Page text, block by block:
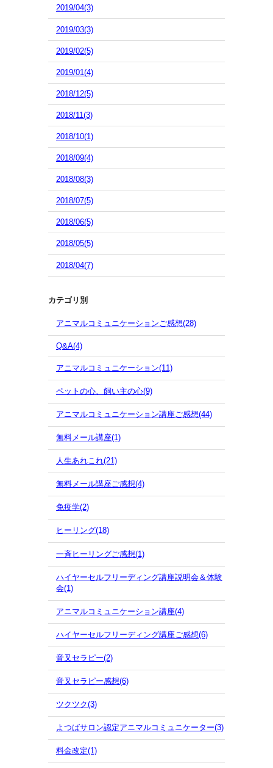
2019/04(3)
2019/03(3)
2019/02(5)
2019/01(4)
2018/12(5)
2018/11(3)
2018/10(1)
2018/09(4)
2018/08(3)
2018/07(5)
2018/06(5)
2018/05(5)
2018/04(7)
カテゴリ別
アニマルコミュニケーションご感想(28)
Q&A(4)
アニマルコミュニケーション(11)
ペットの心、飼い主の心(9)
アニマルコミュニケーション講座ご感想(44)
無料メール講座(1)
人生あれこれ(21)
無料メール講座ご感想(4)
免疫学(2)
ヒーリング(18)
一斉ヒーリングご感想(1)
ハイヤーセルフリーディング講座説明会＆体験
会(1)
アニマルコミュニケーション講座(4)
ハイヤーセルフリーディング講座ご感想(6)
音叉セラピー(2)
音叉セラピー感想(6)
ツクツク(3)
よつばサロン認定アニマルコミュニケーター(3)
料金改定(1)